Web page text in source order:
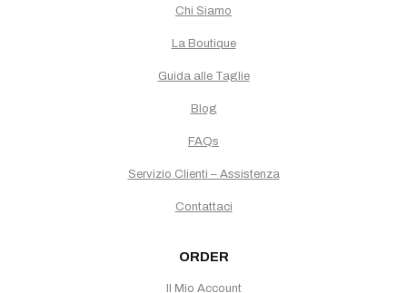
Chi Siamo
La Boutique
Guida alle Taglie
Blog
FAQs
Servizio Clienti – Assistenza
Contattaci
ORDER
Il Mio Account